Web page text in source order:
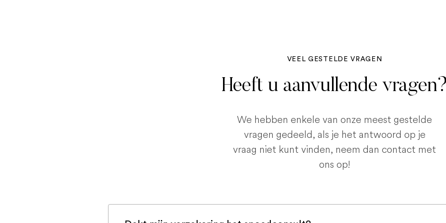
VEEL GESTELDE VRAGEN
Heeft u aanvullende
We hebben enkele van onze meest gestelde
vragen gedeeld, als je het antwoord op je
vraag niet kunt vinden, neem dan contact met
ons op!